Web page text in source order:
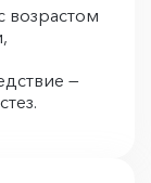
возрастом
—